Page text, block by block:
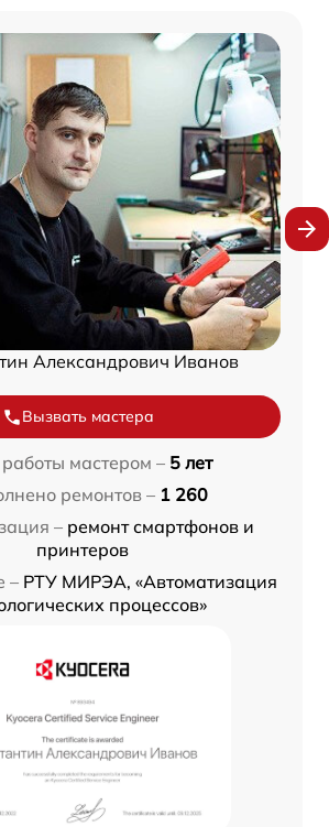
Александрович Иванов
Вызвать мастера
мастером – 5 лет
ремонтов – 1 260
– ремонт смартфонов и
принтеров
– РТУ МИРЭА, «Автоматизация
процессов»